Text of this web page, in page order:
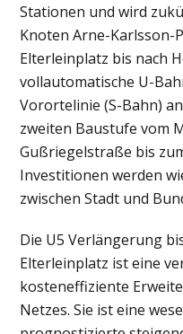
Stationen und wird
Knoten Arne-Karlsson-
Elterleinplatz bis nach
vollautomatische U-
Vorortelinie (S-Bahn)
zweiten Baustufe vom
Gußriegelstraße bis
Investitionen werden
zwischen Stadt und
Die U5 Verlängerung
Elterleinplatz ist eine
kosteneffiziente
Netzes. Sie ist eine